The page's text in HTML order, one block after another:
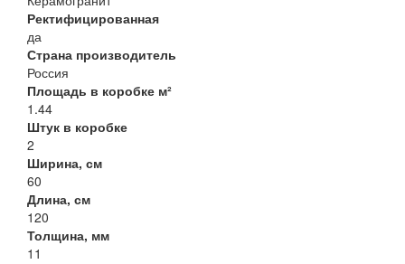
Ректифицированная
да
Страна производитель
Россия
Площадь в коробке м²
1.44
Штук в коробке
2
Ширина, см
60
Длина, см
120
Толщина, мм
11